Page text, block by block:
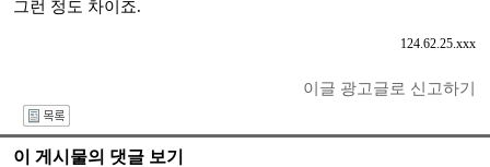
그런 정도 차이죠.
124.62.25.xxx
이글 광고글로 신고하기
이 게시물의 댓글 보기